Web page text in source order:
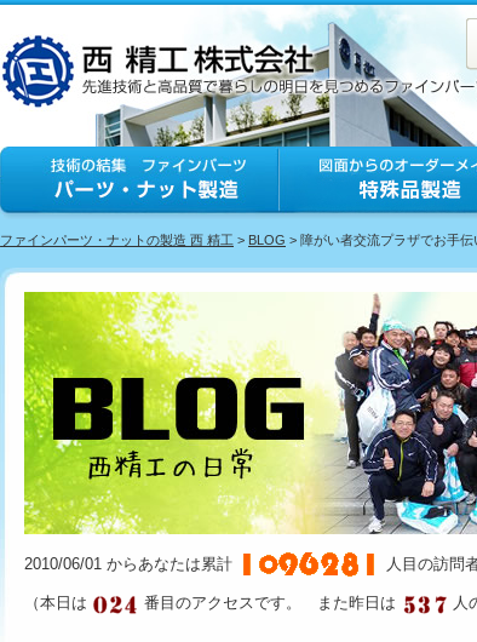
ファインパーツ・ナットの製造 西 精工 > BLOG > 障がい者交流プラザでお手伝
2010/06/01 からあなたは累計 人目の訪問
（本日は 番目のアクセスです。 また昨日は 人